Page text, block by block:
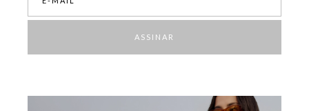
ASSINAR